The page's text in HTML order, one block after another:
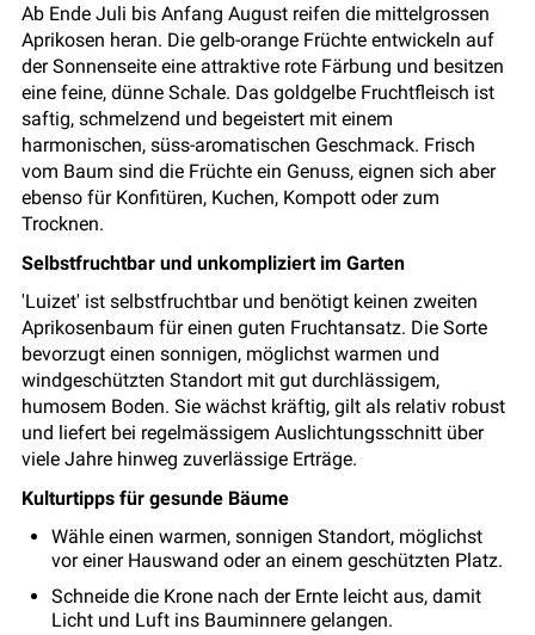
Ab Ende Juli bis Anfang August reifen die mittelgrossen
Aprikosen heran. Die gelb-orange Früchte entwickeln auf
der Sonnenseite eine attraktive rote Färbung und besitzen
eine feine, dünne Schale. Das goldgelbe Fruchtfleisch ist
saftig, schmelzend und begeistert mit einem
harmonischen, süss-aromatischen Geschmack. Frisch
vom Baum sind die Früchte ein Genuss, eignen sich aber
ebenso für Konfitüren, Kuchen, Kompott oder zum
Trocknen.
Selbstfruchtbar und unkompliziert im Garten
'Luizet' ist selbstfruchtbar und benötigt keinen zweiten
Aprikosenbaum für einen guten Fruchtansatz. Die Sorte
bevorzugt einen sonnigen, möglichst warmen und
windgeschützten Standort mit gut durchlässigem,
humosem Boden. Sie wächst kräftig, gilt als relativ robust
und liefert bei regelmässigem Auslichtungsschnitt über
viele Jahre hinweg zuverlässige Erträge.
Kulturtipps für gesunde Bäume
Wähle einen warmen, sonnigen Standort, möglichst
vor einer Hauswand oder an einem geschützten Platz.
Schneide die Krone nach der Ernte leicht aus, damit
Licht und Luft ins Bauminnere gelangen.